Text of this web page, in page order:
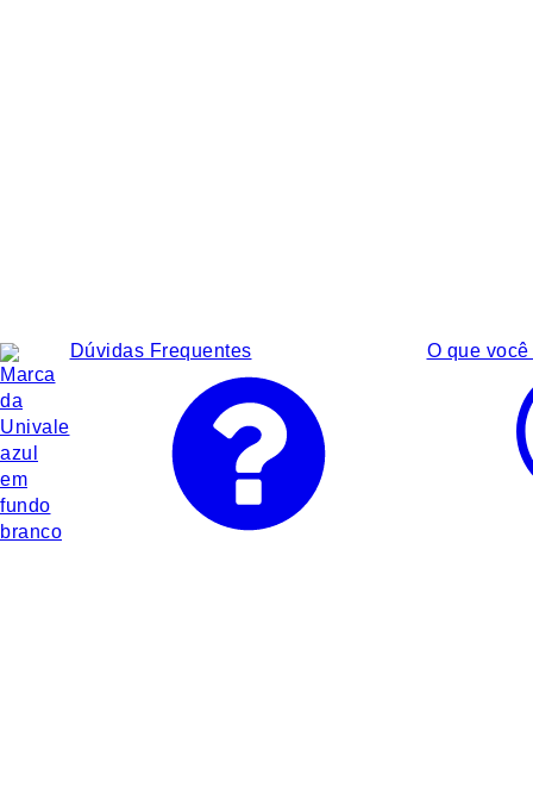
Dúvidas Frequentes O que